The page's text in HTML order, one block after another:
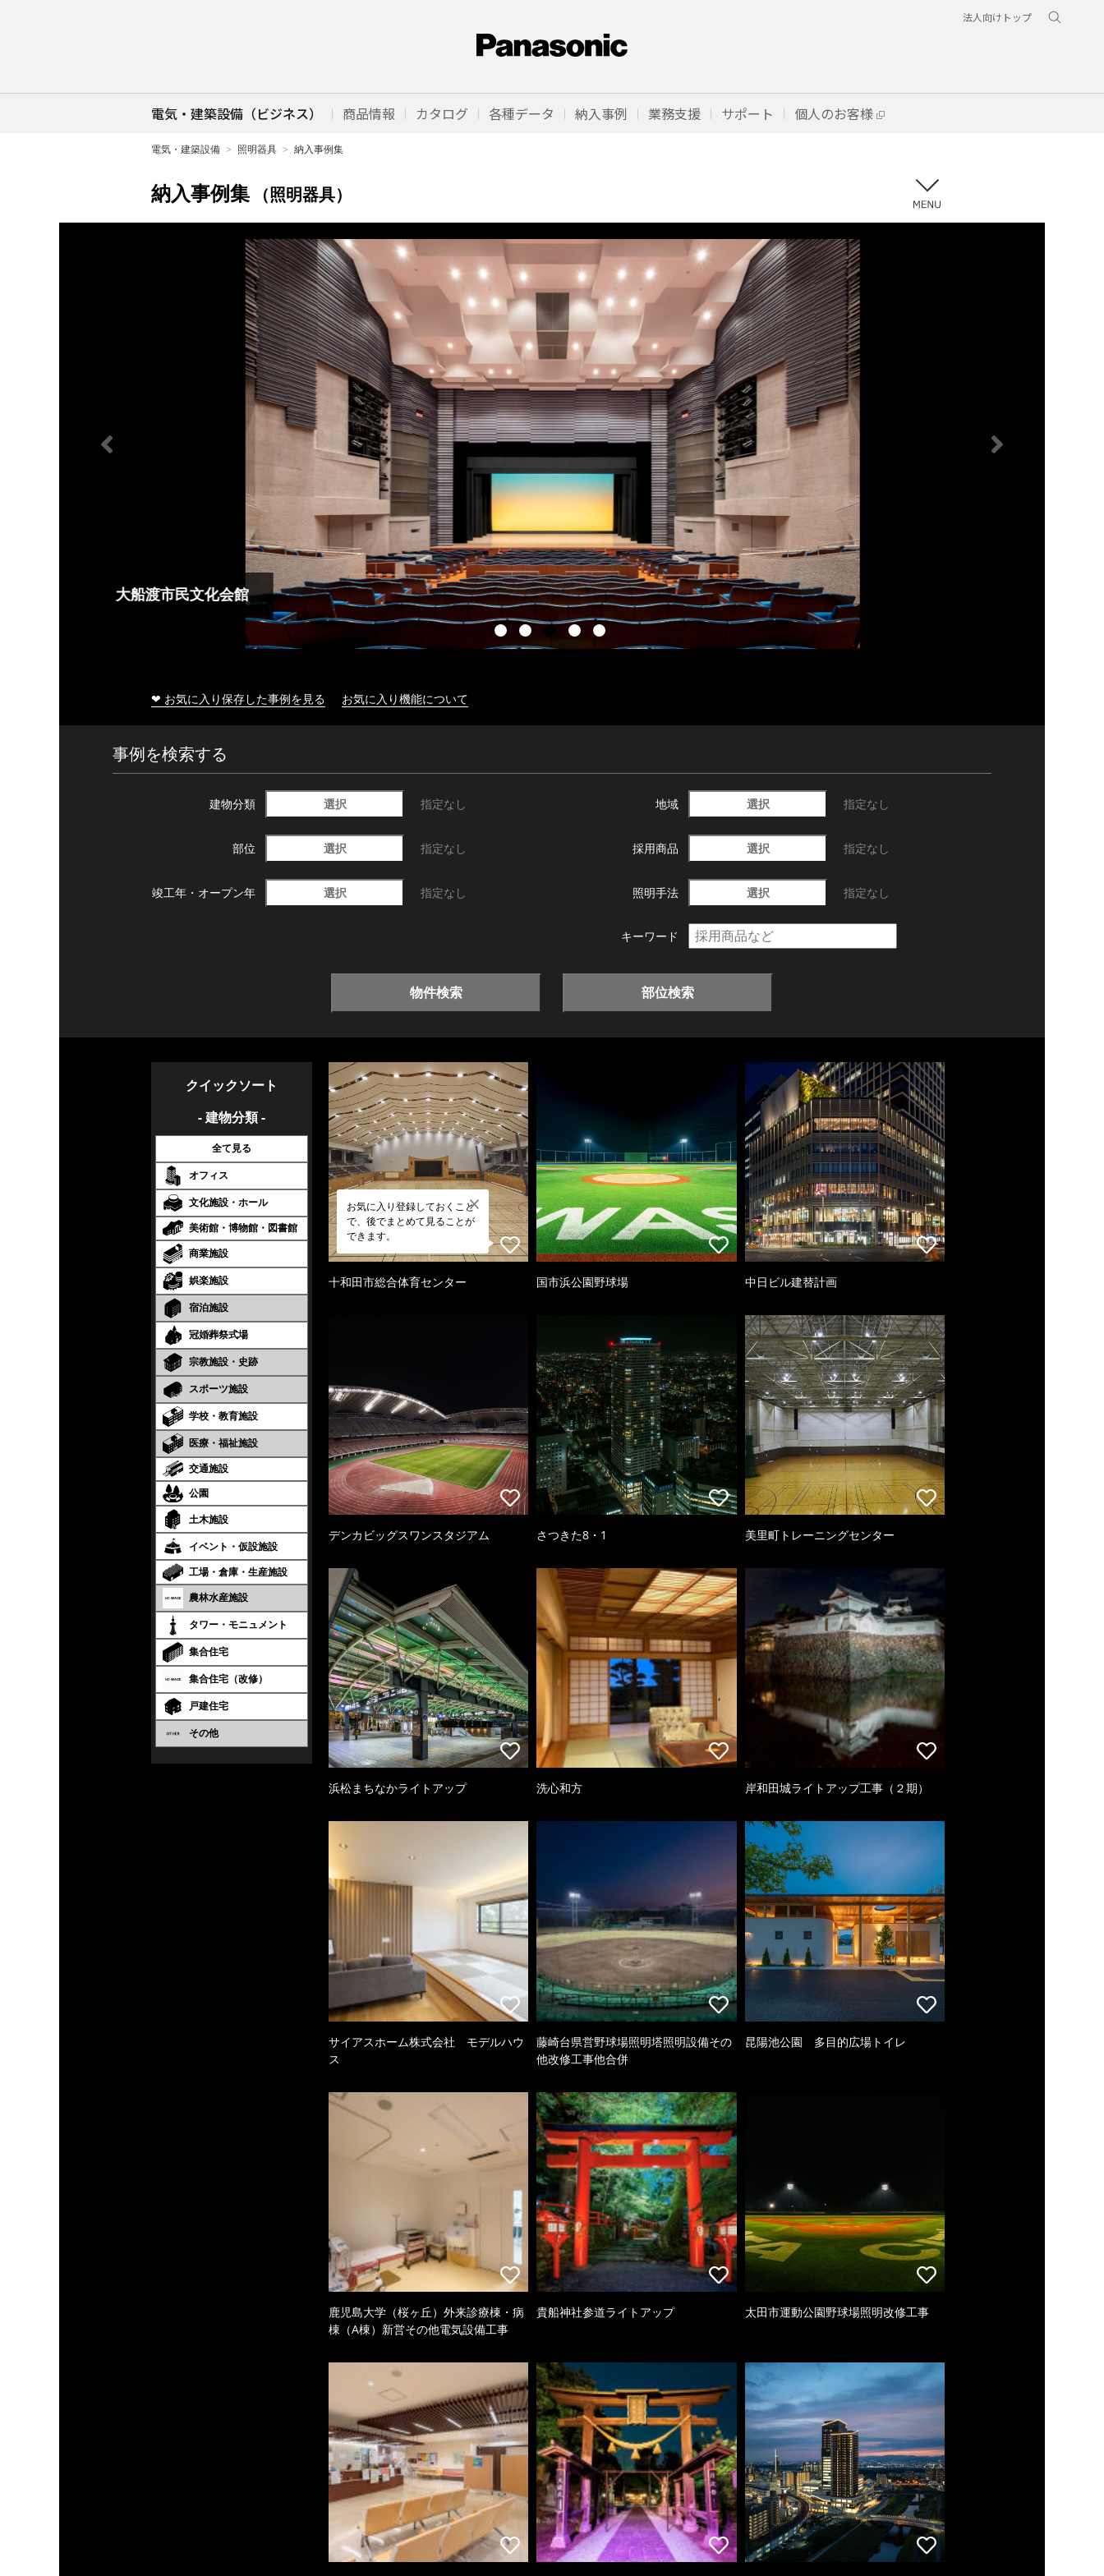
法人向けトップ
電気・建築設備（ビジネス） 商品情報 カタログ 各種データ 納入事例 業務支援 サポート 個人のお客様
電気・建築設備 照明器具 納入事例集
納入事例集 （照明器具）
大船渡市民文化会館
❤ お気に入り保存した事例を見る お気に入り機能について
事例を検索する
建物分類 選択 指定なし 地域 選択 指定なし
部位 選択 指定なし 採用商品 選択 指定なし
竣工年・ オープン年 選択 指定なし 照明手法 選択 指定なし
キーワード
物件検索 部位検索
クイックソート
- 建物分類 -
全て見る
オフィス
文化施設・ホール
美術館・博物館・図書館
商業施設
娯楽施設
宿泊施設
冠婚葬祭式場
宗教施設・史跡
スポーツ施設
学校・教育施設
医療・福祉施設
交通施設
公園
土木施設
イベント・仮設施設
工場・倉庫・生産施設
農林水産施設
タワー・モニュメント
集合住宅
集合住宅（改修）
戸建住宅
その他
お気に入り登録しておくこと
で、後でまとめて見ることが
できます。
十和田市総合体育センター 国市浜公園野球場 中日ビル建替計画
デンカビッグスワンスタジアム さつきた8・1 美里町トレーニングセンター
浜松まちなかライトアップ 洗心和方 岸和田城ライトアップ工事（２期）
サイアスホーム株式会社 モデルハウ
ス
藤崎台県営野球場照明塔照明設備その
他改修工事他合併
昆陽池公園 多目的広場トイレ
鹿児島大学（桜ヶ丘）外来診療棟・病
棟（A棟）新営その他電気設備工事
貴船神社参道ライトアップ 太田市運動公園野球場照明改修工事